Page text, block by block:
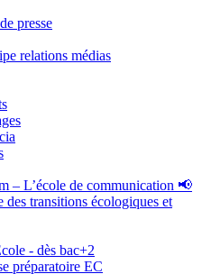
presse
relations médias
– L’école de communication 📢
transitions écologiques et
- dès bac+2
préparatoire EC